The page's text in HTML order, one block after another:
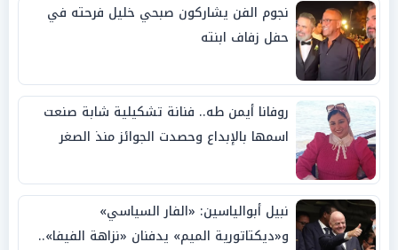
نجوم الفن يشاركون صبحي خليل فرحته في
حفل زفاف ابنته
روفانا أيمن طه.. فنانة تشكيلية شابة صنعت
اسمها بالإبداع وحصدت الجوائز منذ الصغر
نبيل أبوالياسين: «الفار السياسي»
و«ديكتاتورية الميم» يدفنان «نزاهة الفيفا»..